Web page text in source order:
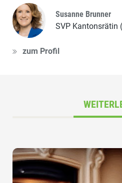
Susanne Brunner
SVP Kantonsrätin
zum Profil